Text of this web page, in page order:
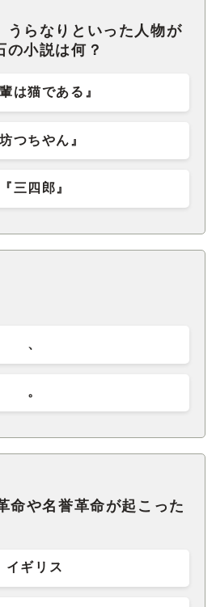
うらなりといった人物が
の小説は何？
輩は猫である』
坊つちやん』
『三四郎』
、
。
命や名誉革命が起こった
イギリス